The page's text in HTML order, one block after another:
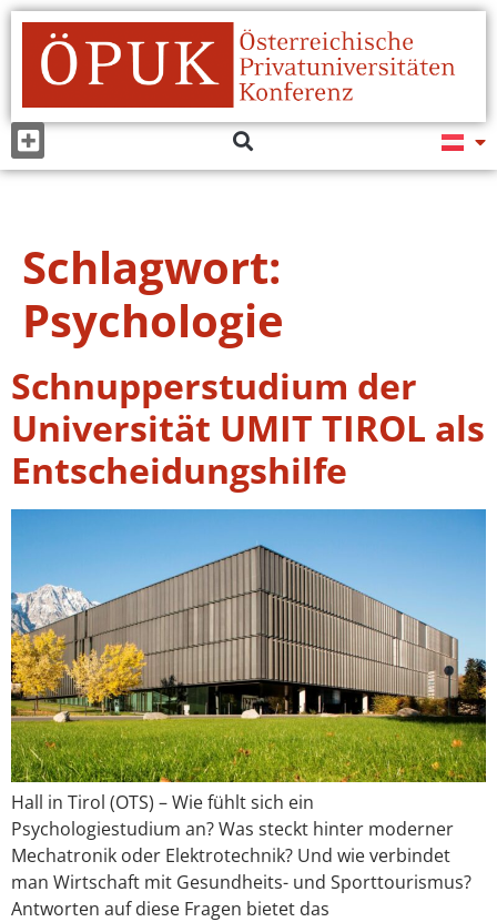
Schlagwort:
Psychologie
Schnupperstudium der
Universität UMIT TIROL als
Entscheidungshilfe
Hall in Tirol (OTS) – Wie fühlt sich ein
Psychologiestudium an? Was steckt hinter moderner
Mechatronik oder Elektrotechnik? Und wie verbindet
man Wirtschaft mit Gesundheits- und Sporttourismus?
Antworten auf diese Fragen bietet das